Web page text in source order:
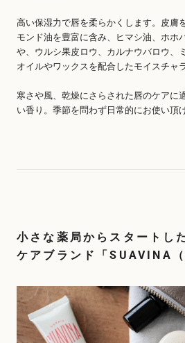
高い保湿力で唇を柔らかくします。皮膚
モンド油を豊富に含み、ヒマシ油、ホホ
や、ウルシ果皮ロウ、カルナウバロウ、
オイルやワックスを配合したモイスチャ
寒さや風、乾燥にさらされた唇のケアに
い香り。季節を問わず日常的にお使い頂
小さな薬局からスタートし
ケアブランド「SUAVINA（